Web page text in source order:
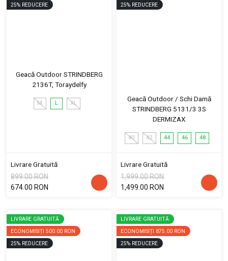
25% REDUCERE
Geacă Outdoor STRINDBERG
2136T, Toraydelfy
M L XL
Livrare Gratuită
899.00 RON
674.00 RON
25% REDUCERE
Geacă Outdoor / Schi Damă
STRINDBERG 5131/3 3S
DERMIZAX
40 42 44 46 48
Livrare Gratuită
1,999.00 RON
1,499.00 RON
LIVRARE GRATUITĂ
ECONOMISIȚI 500.00 RON
25% REDUCERE
LIVRARE GRATUITĂ
ECONOMISIȚI 875.00 RON
25% REDUCERE